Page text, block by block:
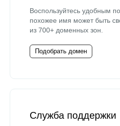
Воспользуйтесь удобным
похожее имя может быть
из 700+ доменных зон.
Подобрать домен
Служба поддержки